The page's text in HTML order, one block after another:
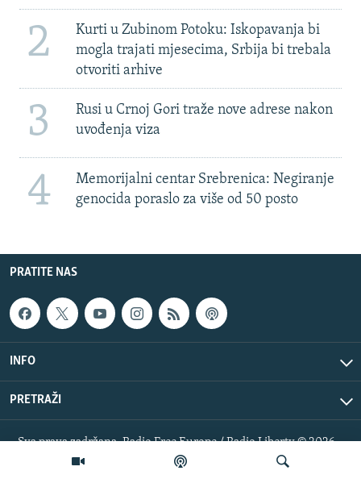
2
Kurti u Zubinom Potoku: Iskopavanja bi
mogla trajati mjesecima, Srbija bi trebala
otvoriti arhive
3
Rusi u Crnoj Gori traže nove adrese nakon
uvođenja viza
4
Memorijalni centar Srebrenica: Negiranje
genocida poraslo za više od 50 posto
PRATITE NAS
INFO
PRETRAŽI
Sva prava zadržana. Radio Free Europe / Radio Liberty © 2026
RFE/RL, Inc.